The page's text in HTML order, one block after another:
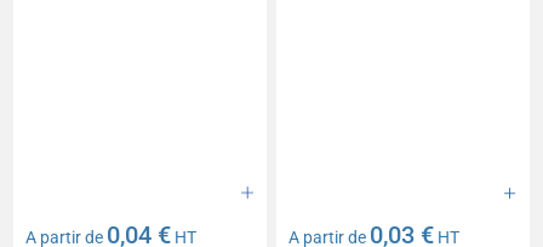
A partir de 0,04 € HT A partir de 0,03 € HT